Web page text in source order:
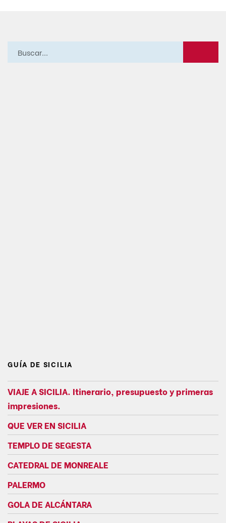
GUÍA DE SICILIA
VIAJE A SICILIA. Itinerario, presupuesto y primeras
impresiones.
QUE VER EN SICILIA
TEMPLO DE SEGESTA
CATEDRAL DE MONREALE
PALERMO
GOLA DE ALCÁNTARA